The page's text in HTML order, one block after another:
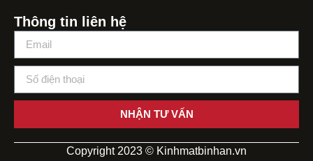
Thông tin liên hệ
NHẬN TƯ VẤN
Copyright 2023 © Kinhmatbinhan.vn